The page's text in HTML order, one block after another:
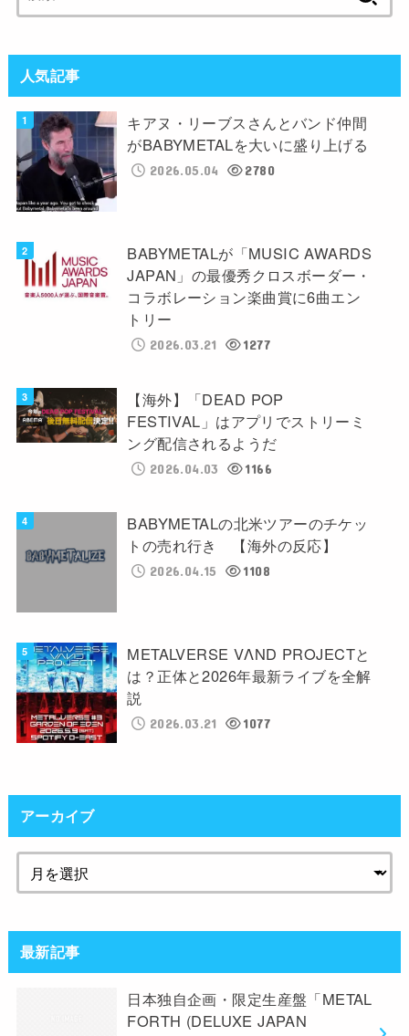
索:
人気記事
キアヌ・リーブスさんとバンド仲間
がBABYMETALを大いに盛り上げる
2026.05.04 2780
BABYMETALが「MUSIC AWARDS
JAPAN」の最優秀クロスボーダー・
コラボレーション楽曲賞に6曲エン
トリー
2026.03.21 1277
【海外】「DEAD POP
FESTIVAL」はアプリでストリーミ
ング配信されるようだ
2026.04.03 1166
BABYMETALの北米ツアーのチケッ
トの売れ行き 【海外の反応】
2026.04.15 1108
METALVERSE VΛND PROJECTと
は？正体と2026年最新ライブを全解
説
2026.03.21 1077
アーカイブ
最新記事
日本独自企画・限定生産盤「METAL
FORTH (DELUXE JAPAN